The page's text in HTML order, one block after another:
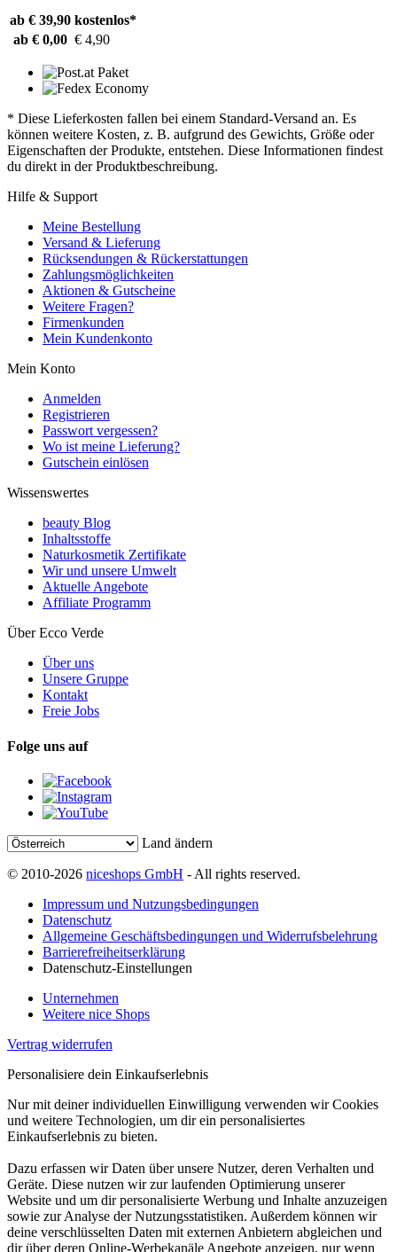
ab € 39,90 kostenlos*
ab € 0,00 € 4,90
* Diese Lieferkosten fallen bei einem Standard-Versand an. Es
können weitere Kosten, z. B. aufgrund des Gewichts, Größe oder
Eigenschaften der Produkte, entstehen. Diese Informationen findest
du direkt in der Produktbeschreibung.
Hilfe & Support
Meine Bestellung
Versand & Lieferung
Rücksendungen & Rückerstattungen
Zahlungsmöglichkeiten
Aktionen & Gutscheine
Weitere Fragen?
Firmenkunden
Mein Kundenkonto
Mein Konto
Anmelden
Registrieren
Passwort vergessen?
Wo ist meine Lieferung?
Gutschein einlösen
Wissenswertes
beauty Blog
Inhaltsstoffe
Naturkosmetik Zertifikate
Wir und unsere Umwelt
Aktuelle Angebote
Affiliate Programm
Über Ecco Verde
Über uns
Unsere Gruppe
Kontakt
Freie Jobs
Folge uns auf
Land ändern
© 2010-2026 niceshops GmbH - All rights reserved.
Impressum und Nutzungsbedingungen
Datenschutz
Allgemeine Geschäftsbedingungen und Widerrufsbelehrung
Barrierefreiheitserklärung
Datenschutz-Einstellungen
Unternehmen
Weitere nice Shops
Vertrag widerrufen
Personalisiere dein Einkaufserlebnis
Nur mit deiner individuellen Einwilligung verwenden wir Cookies
und weitere Technologien, um dir ein personalisiertes
Einkaufserlebnis zu bieten.
Dazu erfassen wir Daten über unsere Nutzer, deren Verhalten und
Geräte. Diese nutzen wir zur laufenden Optimierung unserer
Website und um dir personalisierte Werbung und Inhalte anzuzeigen
sowie zur Analyse der Nutzungsstatistiken. Außerdem können wir
deine verschlüsselten Daten mit externen Anbietern abgleichen und
dir über deren Online-Werbekanäle Angebote anzeigen, nur wenn